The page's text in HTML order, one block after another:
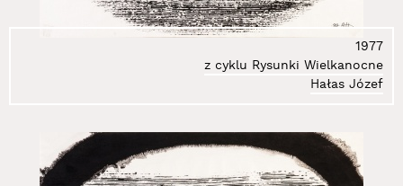
1977
z cyklu Rysunki Wielkanocne
Hałas Józef